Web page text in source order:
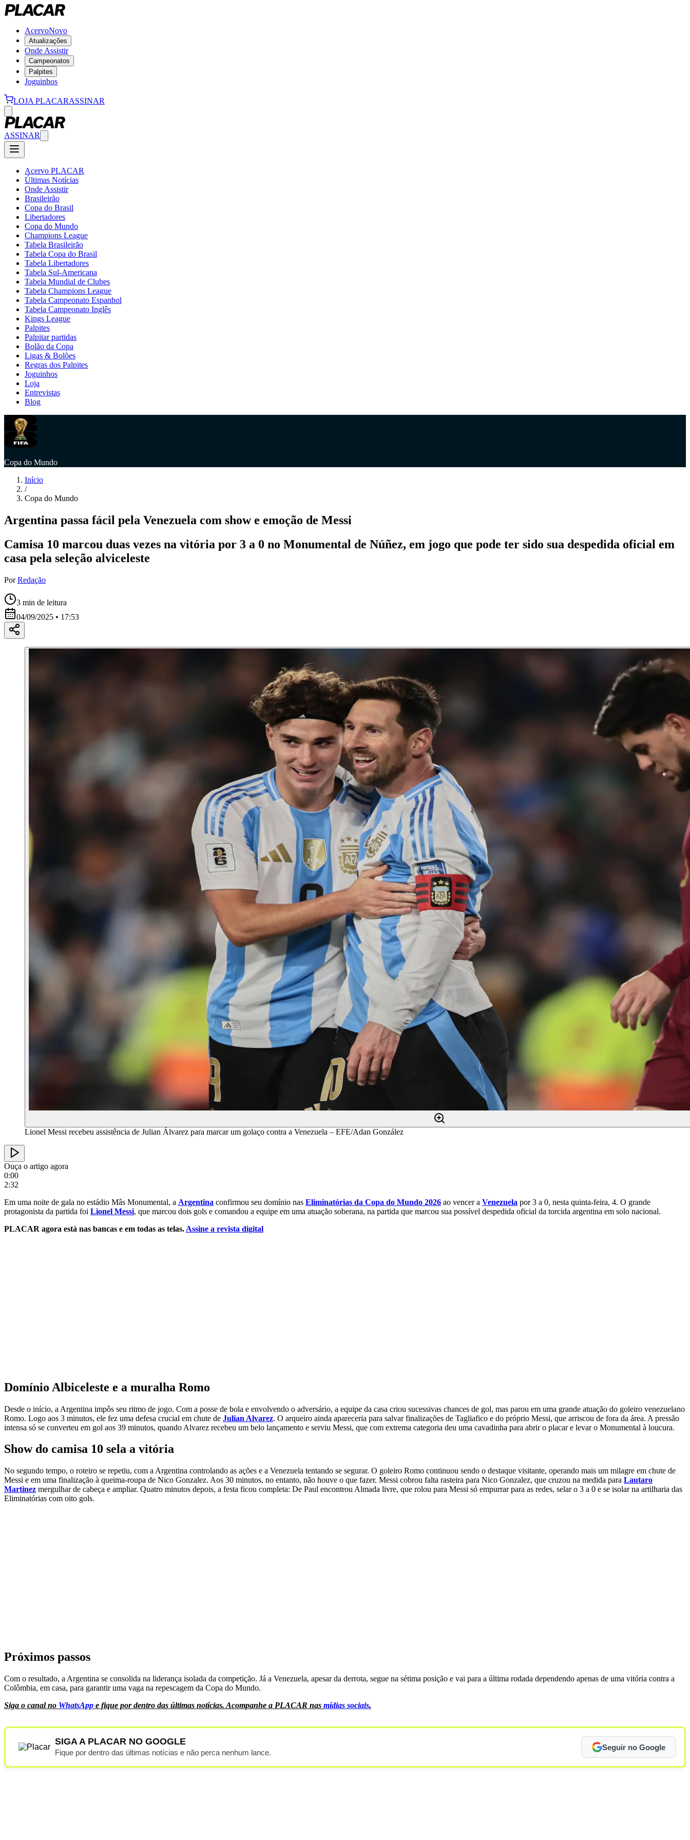
AcervoNovo
Atualizações
Onde Assistir
Campeonatos
Palpites
Joguinhos
LOJA PLACARASSINAR
ASSINAR
Acervo PLACAR
Últimas Notícias
Onde Assistir
Brasileirão
Copa do Brasil
Libertadores
Copa do Mundo
Champions League
Tabela Brasileirão
Tabela Copa do Brasil
Tabela Libertadores
Tabela Sul-Americana
Tabela Mundial de Clubes
Tabela Champions League
Tabela Campeonato Espanhol
Tabela Campeonato Inglês
Kings League
Palpites
Palpitar partidas
Bolão da Copa
Ligas & Bolões
Regras dos Palpites
Joguinhos
Loja
Entrevistas
Blog
Copa do Mundo
Início
/
Copa do Mundo
Argentina passa fácil pela Venezuela com show e emoção de Messi
Camisa 10 marcou duas vezes na vitória por 3 a 0 no Monumental de Núñez, em jogo que pode ter sido sua despedida oficial em
casa pela seleção alviceleste
Por Redação
3 min de leitura
04/09/2025 • 17:53
Lionel Messi recebeu assistência de Julian Álvarez para marcar um golaço contra a Venezuela – EFE/Adan González
Ouça o artigo agora
0:00
2:32
Em uma noite de gala no estádio Mâs Monumental, a Argentina confirmou seu domínio nas Eliminatórias da Copa do Mundo 2026 ao vencer a Venezuela por 3 a 0, nesta quinta-feira, 4. O grande
protagonista da partida foi Lionel Messi, que marcou dois gols e comandou a equipe em uma atuação soberana, na partida que marcou sua possível despedida oficial da torcida argentina em solo nacional.
PLACAR agora está nas bancas e em todas as telas. Assine a revista digital
Domínio Albiceleste e a muralha Romo
Desde o início, a Argentina impôs seu ritmo de jogo. Com a posse de bola e envolvendo o adversário, a equipe da casa criou sucessivas chances de gol, mas parou em uma grande atuação do goleiro venezuelano
Romo. Logo aos 3 minutos, ele fez uma defesa crucial em chute de Julian Alvarez. O arqueiro ainda apareceria para salvar finalizações de Tagliafico e do próprio Messi, que arriscou de fora da área. A pressão
intensa só se converteu em gol aos 39 minutos, quando Alvarez recebeu um belo lançamento e serviu Messi, que com extrema categoria deu uma cavadinha para abrir o placar e levar o Monumental à loucura.
Show do camisa 10 sela a vitória
No segundo tempo, o roteiro se repetiu, com a Argentina controlando as ações e a Venezuela tentando se segurar. O goleiro Romo continuou sendo o destaque visitante, operando mais um milagre em chute de
Messi e em uma finalização à queima-roupa de Nico Gonzalez. Aos 30 minutos, no entanto, não houve o que fazer. Messi cobrou falta rasteira para Nico Gonzalez, que cruzou na medida para Lautaro
Martinez mergulhar de cabeça e ampliar. Quatro minutos depois, a festa ficou completa: De Paul encontrou Almada livre, que rolou para Messi só empurrar para as redes, selar o 3 a 0 e se isolar na artilharia das
Eliminatórias com oito gols.
Próximos passos
Com o resultado, a Argentina se consolida na liderança isolada da competição. Já a Venezuela, apesar da derrota, segue na sétima posição e vai para a última rodada dependendo apenas de uma vitória contra a
Colômbia, em casa, para garantir uma vaga na repescagem da Copa do Mundo.
Siga o canal no WhatsApp e fique por dentro das últimas notícias. Acompanhe a PLACAR nas mídias sociais.
SIGA A PLACAR NO GOOGLE
Fique por dentro das últimas notícias e não perca nenhum lance.
Seguir no Google